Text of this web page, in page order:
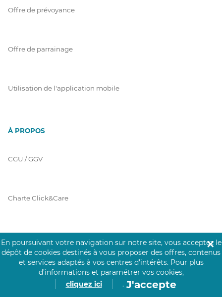
Offre de prévoyance
Offre de parrainage
Utilisation de l'application mobile
À PROPOS
CGU / GGV
Charte Click&Care
Mentions Légales
En poursuivant votre navigation sur notre site, vous acceptez le
dépôt de cookies destinés à vous proposer des offres, contenus
et services adaptés à vos centres d’intérêts. Pour plus
d’informations et paramétrer vos cookies,
cliquez ici
. J'accepte
✕